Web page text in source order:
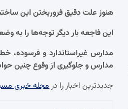
هنوز علت دقیق فروریختن این
این فاجعه بار دیگر توجه‌ها را به
مدارس غیراستاندارد و
مدارس و جلوگیری از وقوع چنین
جدیدترین اخبار را درمجله خبری